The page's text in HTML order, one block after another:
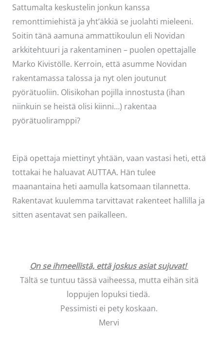
Sattumalta keskustelin jonkun kanssa
remonttimiehistä ja yht’äkkiä se juolahti mieleeni.
Soitin tänä aamuna ammattikoulun eli Novidan
arkkitehtuuri ja rakentaminen – puolen opettajalle
Marko Kivistölle. Kerroin, että asumme Novidan
rakentamassa talossa ja nyt olen joutunut
pyörätuoliin. Olisikohan pojilla innostusta (ihan
niinkuin se heistä olisi kiinni…) rakentaa
pyörätuoliramppi?
Eipä opettaja miettinyt yhtään, vaan vastasi heti, että
tottakai he haluavat AUTTAA. Hän tulee
maanantaina heti aamulla katsomaan tilannetta.
Rakentavat kuulemma tarvittavat rakenteet hallilla ja
sitten asentavat sen paikalleen.
On se ihmeellistä, että joskus asiat sujuvat!
Tältä se tuntuu tässä vaiheessa, mutta eihän sitä
loppujen lopuksi tiedä.
Pessimisti ei pety koskaan.
Mervi